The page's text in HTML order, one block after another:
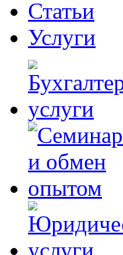
Статьи
Услуги